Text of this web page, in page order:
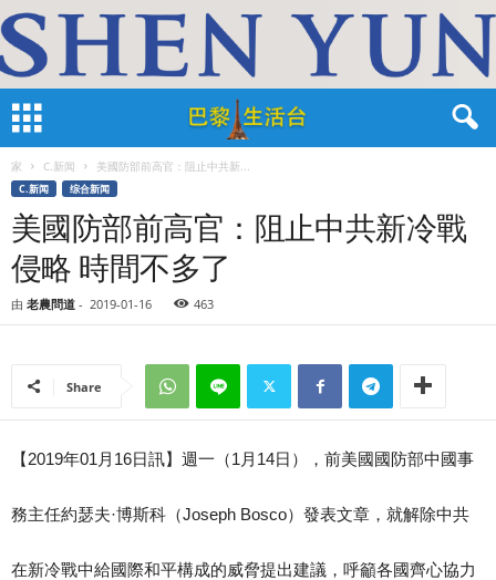
家 C.新闻 美國防部前高官：阻止中共新...
C.新闻 综合新闻
美國防部前高官：阻止中共新冷戰
侵略 時間不多了
由 老農問道 - 2019-01-16 463
Share
【2019年01月16日訊】週一（1月14日），前美國國防部中國事
務主任約瑟夫·博斯科（Joseph Bosco）發表文章，就解除中共
在新冷戰中給國際和平構成的威脅提出建議，呼籲各國齊心協力